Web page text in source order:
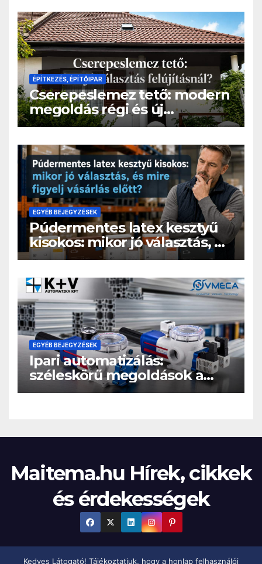
ÉPÍTKEZÉS, ÉPÍTŐIPAR
Cserepeslemez tető: modern
megoldás régi és új
épületekre
EGYÉB BEJEGYZÉSEK
Púdermentes latex kesztyű
kisokos: mikor jó választás, és
mire figyelj vásárlás előtt?
EGYÉB BEJEGYZÉSEK
Ipari automatizálás:
széleskörű megoldások a
hatékonyabb gyártási
Maitema.hu Hírek, cikkek
és érdekességek
Kedves Látogató! Tájékoztatjuk, hogy a honlap felhasználói